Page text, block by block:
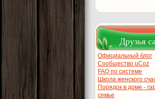
Друзья
Официальный блог
Сообщество uCoz
FAQ по системе
Школа женского
Порядок в доме -
семье